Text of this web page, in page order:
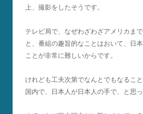
上、撮影をしたそうです。
テレビ局で、なぜわざわざアメリカま
と、番組の趣旨的なことはおいて、日
ことが非常に難しいからです。
けれども工夫次第でなんとでもなるこ
国内で、日本人が日本人の手で、と思っ